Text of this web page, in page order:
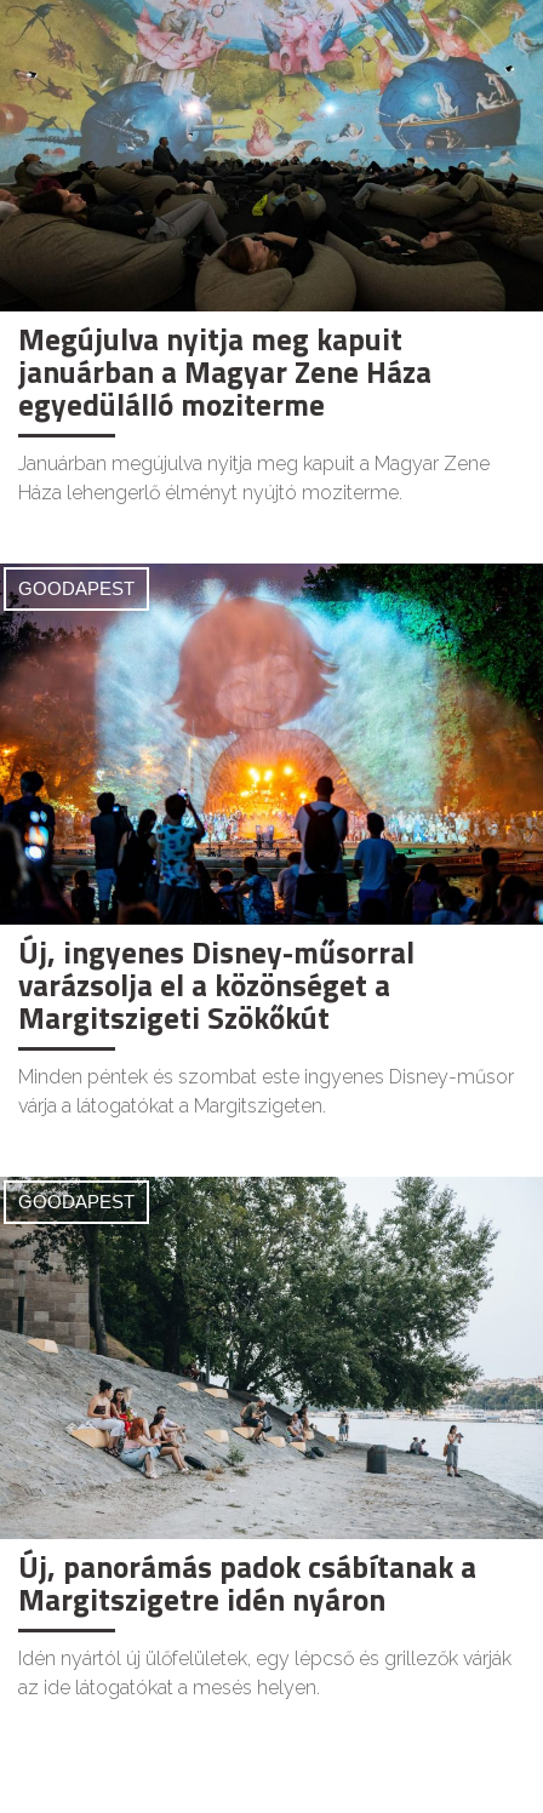
Megújulva nyitja meg kapuit
januárban a Magyar Zene Háza
egyedülálló moziterme
Januárban megújulva nyitja meg kapuit a Magyar Zene
Háza lehengerlő élményt nyújtó moziterme.
GOODAPEST
Új, ingyenes Disney-műsorral
varázsolja el a közönséget a
Margitszigeti Szökőkút
Minden péntek és szombat este ingyenes Disney-műsor
várja a látogatókat a Margitszigeten.
GOODAPEST
Új, panorámás padok csábítanak a
Margitszigetre idén nyáron
Idén nyártól új ülőfelületek, egy lépcső és grillezők várják
az ide látogatókat a mesés helyen.